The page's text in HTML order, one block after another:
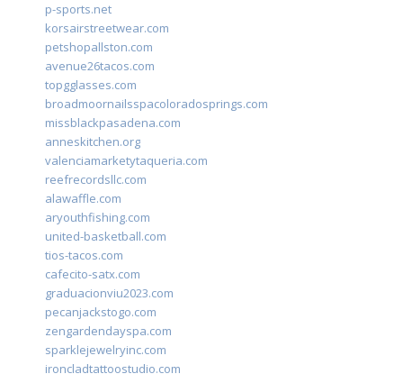
p-sports.net
korsairstreetwear.com
petshopallston.com
avenue26tacos.com
topgglasses.com
broadmoornailsspacoloradosprings.com
missblackpasadena.com
anneskitchen.org
valenciamarketytaqueria.com
reefrecordsllc.com
alawaffle.com
aryouthfishing.com
united-basketball.com
tios-tacos.com
cafecito-satx.com
graduacionviu2023.com
pecanjackstogo.com
zengardendayspa.com
sparklejewelryinc.com
ironcladtattoostudio.com